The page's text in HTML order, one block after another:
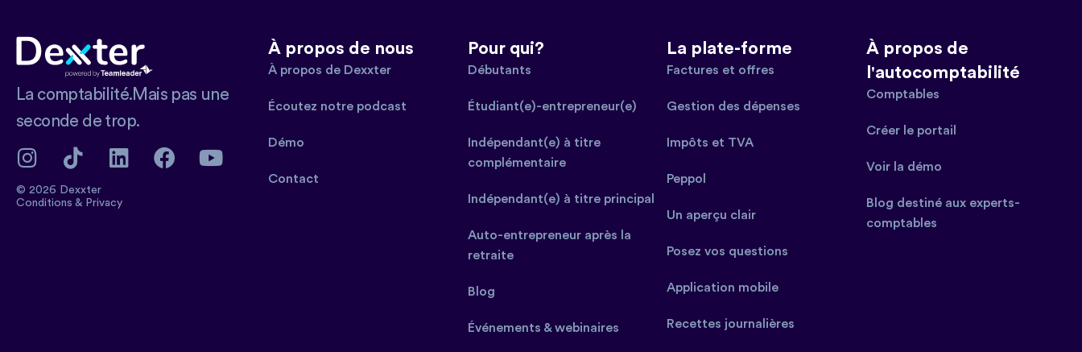
La comptabilité.Mais pas une
seconde de trop.
© 2026 Dexxter
Conditions & Privacy
À propos de nous
À propos de Dexxter
Écoutez notre podcast
Démo
Contact
Pour qui?
Débutants
Étudiant(e)-entrepreneur(e)
Indépendant(e) à titre
complémentaire
Indépendant(e) à titre principal
Auto-entrepreneur après la
retraite
Blog
Événements & webinaires
La plate-forme
Factures et offres
Gestion des dépenses
Impôts et TVA
Peppol
Un aperçu clair
Posez vos questions
Application mobile
Recettes journalières
À propos de
l'autocomptabilité
Comptables
Créer le portail
Voir la démo
Blog destiné aux experts-
comptables